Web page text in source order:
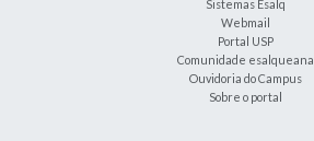
Sistemas Esalq
Webmail
Portal USP
Comunidade esalqueana
Ouvidoria do Campus
Sobre o portal